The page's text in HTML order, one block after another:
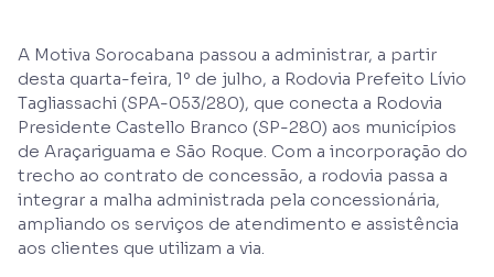
A Motiva Sorocabana passou a administrar, a partir
desta quarta-feira, 1º de julho, a Rodovia Prefeito Lívio
Tagliassachi (SPA-053/280), que conecta a Rodovia
Presidente Castello Branco (SP-280) aos municípios
de Araçariguama e São Roque. Com a incorporação do
trecho ao contrato de concessão, a rodovia passa a
integrar a malha administrada pela concessionária,
ampliando os serviços de atendimento e assistência
aos clientes que utilizam a via.